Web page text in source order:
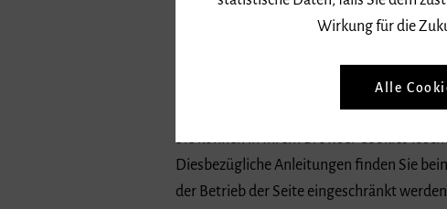
nächsten Besuch zu speichern und/oder
Beschreibung der jeweiligen
Sie können in Ihrem Browser Cookies
Diesbezügliche Anleitungen finden Sie
der Betrieb der Seite eingeschränkt
Wirkung für die
Alle